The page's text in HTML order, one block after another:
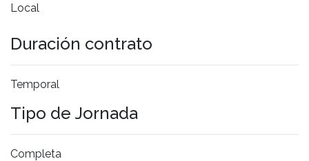
Local
Duración contrato
Temporal
Tipo de Jornada
Completa